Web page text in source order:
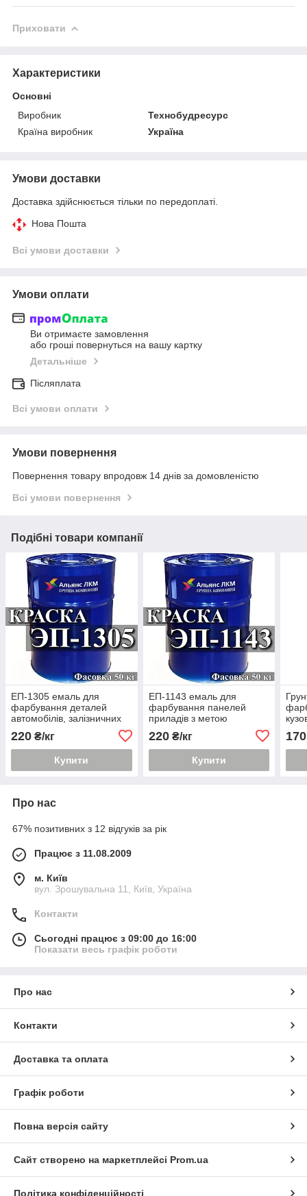
Приховати
Характеристики
Основні
Виробник
Технобудресурс
Країна виробник
Україна
Умови доставки
Доставка здійснюється тільки по передоплаті.
Нова Пошта
Всі умови доставки
Умови оплати
Ви отримаєте замовлення
або гроші повернуться на вашу картку
Детальніше
Післяплата
Всі умови оплати
Умови повернення
Повернення товару впродовж 14 днів за домовленістю
Всі умови повернення
Подібні товари компанії
ЕП-1305 емаль для
фарбування деталей
автомобілів, залізничних
220 ₴/кг
Купити
ЕП-1143 емаль для
фарбування панелей
приладів з метою
декоративного купити Київ
220₴/кг
Купити
170
Про нас
67% позитивних з 12 відгуків за рік
Працює з 11.08.2009
м. Київ
вул. Зрошувальна 11, Київ, Україна
Контакти
Сьогодні працює з 09:00 до 16:00
Показати весь графік роботи
Про нас
Контакти
Доставка та оплата
Графік роботи
Повна версія сайту
Сайт створено на маркетплейсі Prom.ua
Політика конфіденційності